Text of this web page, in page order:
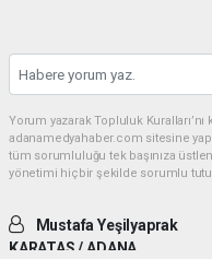
Yorum yazarak Topluluk
adanamedyahaber.com sitesine
tüm sorumluluğu tek başınıza
yönetimi hiçbir şekilde sorumlu
Mustafa Yeşilyaprak
KARATAS / ADANA